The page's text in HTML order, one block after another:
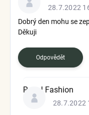
28.7.2022
Dobrý den mohu se
Děkuji
Odpovědět
Royal Fashion
28.7.2022